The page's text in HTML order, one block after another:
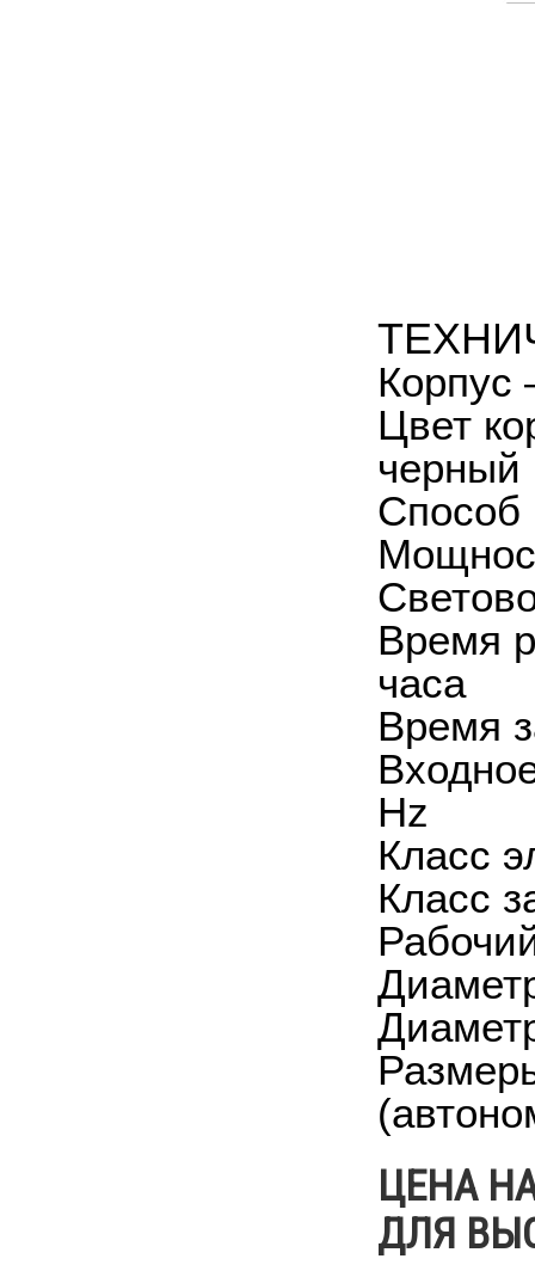
Корпус
Цвет
черный
Способ
Время
часа
Время
Hz
Класс
Класс
ЦЕНА
ДЛЯ